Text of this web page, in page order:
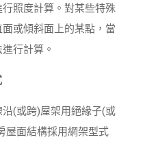
照度計算。對某些特殊
或傾斜面上的某點，當
行計算。
(或跨)屋架用絕緣子(或
屋面結構採用網架型式